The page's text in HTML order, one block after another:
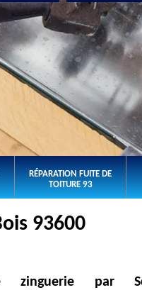
RÉPARATION FUITE DE
TOITURE 93
93600
zinguerie par